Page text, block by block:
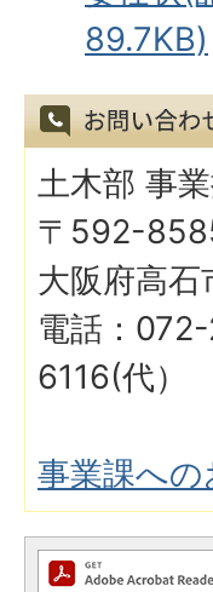
89.7KB)
土木部 事
〒592-
大阪府高石
電話：
6116(代）
事業課へ